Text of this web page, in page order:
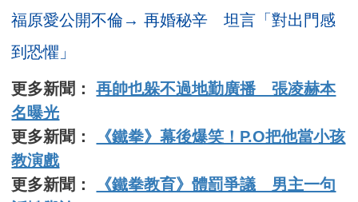
福原愛公開不倫→ 再婚秘辛 坦言「對出門感
到恐懼」
更多新聞：再帥也躲不過地勤廣播 張凌赫本
名曝光
更多新聞：
《鐵拳》幕後爆笑！P.O把他當小孩
教演戲
更多新聞：
《鐵拳教育》體罰爭議 男主一句